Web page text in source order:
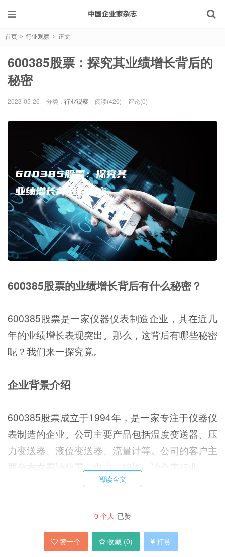
首页 > 行业观察 > 正文
600385股票：探究其业绩增长背后的
秘密
2023-05-26 分类： 行业观察 阅读(420) 评论(0)
600385股票的业绩增长背后有什么秘密？
600385股票是一家仪器仪表制造企业，其在近几
年的业绩增长表现突出。那么，这背后有哪些秘密
呢？我们来一探究竟。
企业背景介绍
600385股票成立于1994年，是一家专注于仪器仪
表制造的企业。公司主要产品包括温度变送器、压
力变送器、液位变送器、流量计等。公司的客户主
要分布在石油化工、电力、钢铁、冶金等行业。
那么，600385股票的业绩增长背后有哪些秘密
呢？主要原因如下：
阅读全文
0 个人 已赞
赞一个 收藏 (0) 打赏